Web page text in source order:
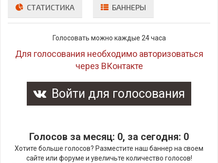
СТАТИСТИКА БАННЕРЫ
Голосовать можно каждые 24 часа
Для голосования необходимо авторизоваться
через ВКонтакте
Войти для голосования
Голосов за месяц: 0, за сегодня: 0
Хотите больше голосов? Разместите наш баннер на своем
сайте или форуме и увеличьте количество голосов!